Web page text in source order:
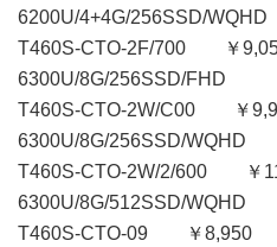
6200U/4+4G/256SSD/
T460S-CTO-2F/700
6300U/8G/256SSD/FHD
T460S-CTO-2W/C00
6300U/8G/256SSD/WQHD
T460S-CTO-2W/2/
6300U/8G/512SSD/WQHD
T460S-CTO-09 ￥